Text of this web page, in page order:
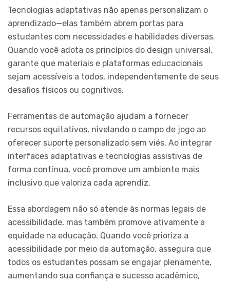
Tecnologias adaptativas não apenas personalizam o
aprendizado—elas também abrem portas para
estudantes com necessidades e habilidades diversas.
Quando você adota os princípios do design universal,
garante que materiais e plataformas educacionais
sejam acessíveis a todos, independentemente de seus
desafios físicos ou cognitivos.
Ferramentas de automação ajudam a fornecer
recursos equitativos, nivelando o campo de jogo ao
oferecer suporte personalizado sem viés. Ao integrar
interfaces adaptativas e tecnologias assistivas de
forma contínua, você promove um ambiente mais
inclusivo que valoriza cada aprendiz.
Essa abordagem não só atende às normas legais de
acessibilidade, mas também promove ativamente a
equidade na educação. Quando você prioriza a
acessibilidade por meio da automação, assegura que
todos os estudantes possam se engajar plenamente,
aumentando sua confiança e sucesso acadêmico,